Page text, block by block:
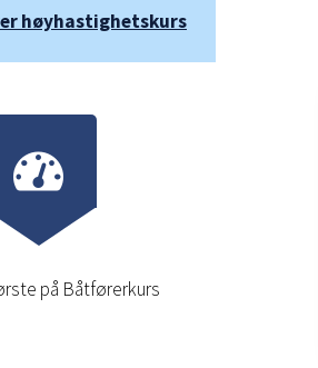
høyhastighetskurs
på Båtførerkurs